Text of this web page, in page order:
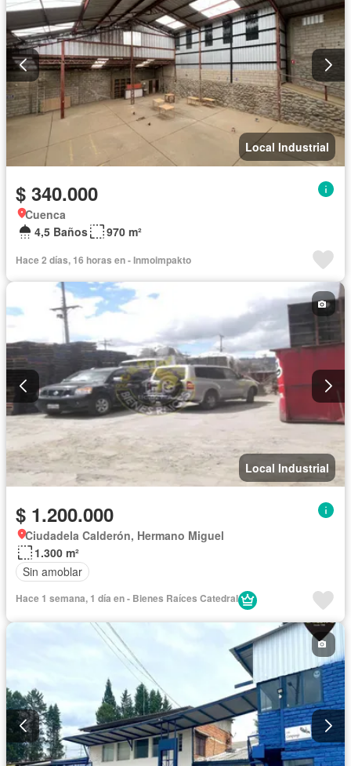
Local Industrial
$ 340.000
Cuenca
4,5 Baños
970 m²
Hace 2 días, 16 horas en - Inmoimpakto
Local Industrial
$ 1.200.000
Ciudadela Calderón, Hermano Miguel
1.300 m²
Sin amoblar
Hace 1 semana, 1 día en - Bienes Raíces Catedral